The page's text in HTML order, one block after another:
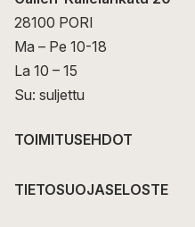
28100 PORI
Ma – Pe 10-18
La 10 – 15
Su: suljettu
TOIMITUSEHDOT
TIETOSUOJASELOSTE